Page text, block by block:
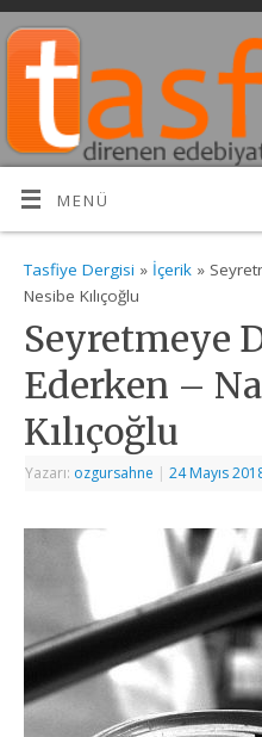
MENÜ
Tasfiye Dergisi » İçerik »
Nesibe Kılıçoğlu
Seyretmeye
Ederken –
Kılıçoğlu
Yazarı: ozgursahne | 24 Mayıs